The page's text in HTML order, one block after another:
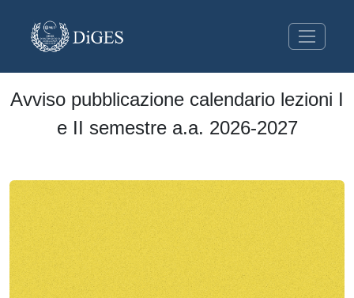
Avviso pubblicazione calendario lezioni I
e II semestre a.a. 2026-2027